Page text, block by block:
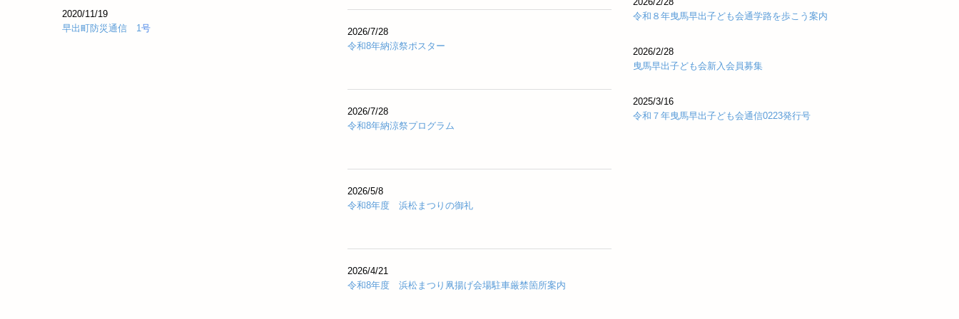
2020/11/19
早出町防災通信 1号 2026/7/28
令和8年納涼祭ポスター
2026/7/28
令和8年納涼祭プログラム
2026/5/8
令和8年度 浜松まつりの御礼
2026/4/21
令和8年度 浜松まつり凧揚げ会場駐車厳禁箇所案内
令和８年曳馬早出子ども会通学路を歩こう案内
2026/2/28
曳馬早出子ども会新入会員募集
2025/3/16
令和７年曳馬早出子ども会通信0223発行号